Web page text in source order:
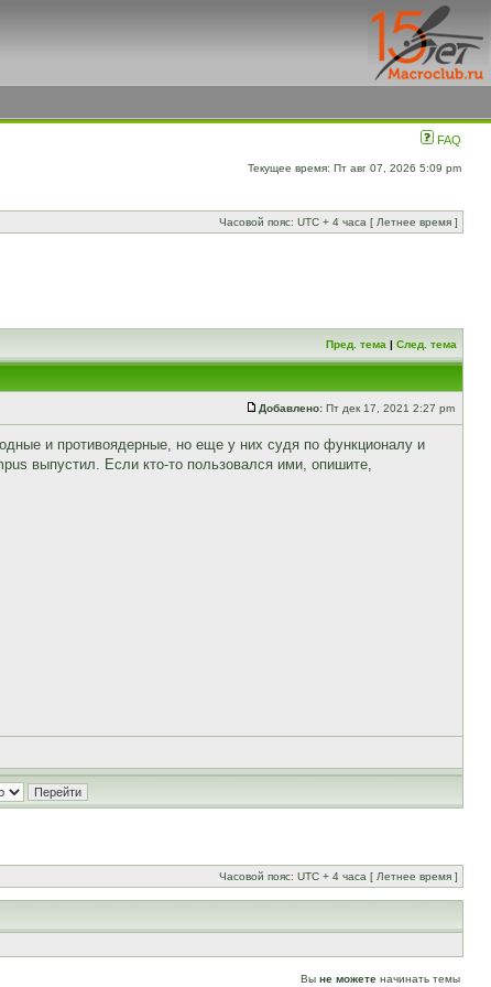
FAQ
Текущее время: Пт авг 07, 2026 5:09 pm
Часовой пояс: UTC + 4 часа [ Летнее время ]
Пред. тема | След. тема
Добавлено: Пт дек 17, 2021 2:27 pm
и противоядерные, но еще у них судя по функционалу и
выпустил. Если кто-то пользовался ими, опишите,
Часовой пояс: UTC + 4 часа [ Летнее время ]
Вы не можете начинать темы